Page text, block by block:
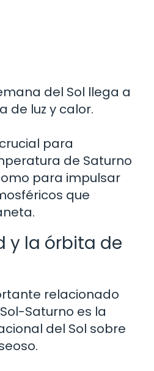
del Sol llega a
de luz y calor.
para
de Saturno
para impulsar
que
y la órbita de
relacionado
Saturno es la
del Sol sobre